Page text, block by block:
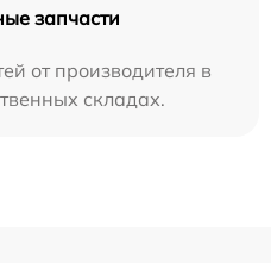
запчасти
от производителя в
складах.